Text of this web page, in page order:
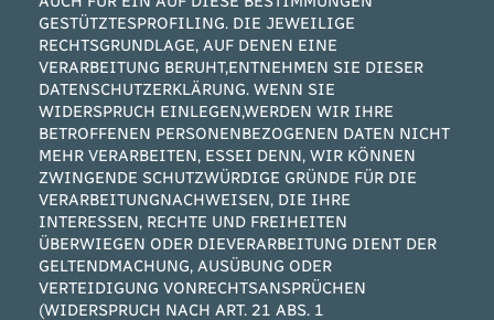
GESTÜTZTESPROFILING. DIE JEWEILIGE
RECHTSGRUNDLAGE, AUF DENEN EINE
VERARBEITUNG BERUHT,ENTNEHMEN SIE DIESER
DATENSCHUTZERKLÄRUNG. WENN SIE
WIDERSPRUCH EINLEGEN,WERDEN WIR IHRE
BETROFFENEN PERSONENBEZOGENEN DATEN NICHT
MEHR VERARBEITEN, ESSEI DENN, WIR KÖNNEN
ZWINGENDE SCHUTZWÜRDIGE GRÜNDE FÜR DIE
VERARBEITUNGNACHWEISEN, DIE IHRE
INTERESSEN, RECHTE UND FREIHEITEN
ÜBERWIEGEN ODER DIEVERARBEITUNG DIENT DER
GELTENDMACHUNG, AUSÜBUNG ODER
VERTEIDIGUNG VONRECHTSANSPRÜCHEN
(WIDERSPRUCH NACH ART. 21 ABS. 1